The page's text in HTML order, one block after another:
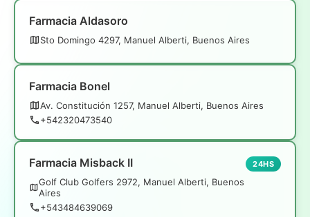
Farmacia Aldasoro
Sto Domingo 4297, Manuel Alberti, Buenos Aires
Farmacia Bonel
Av. Constitución 1257, Manuel Alberti, Buenos Aires
+542320473540
Farmacia Misback II
Golf Club Golfers 2972, Manuel Alberti, Buenos
Aires
+543484639069
24HS